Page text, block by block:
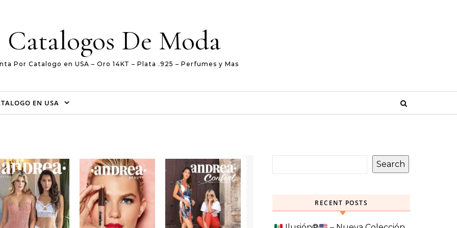
Catalogos De Moda
Por Catalogo en USA – Oro 14KT – Plata .925 – Perfumes y Mas
EN USA
Search
RECENT POSTS